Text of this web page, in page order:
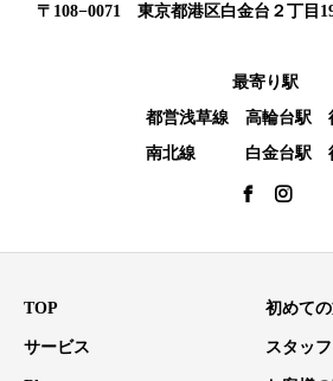
〒108−0071 東京都港区白金台２丁目
最寄り駅
都営浅草線 高輪台駅
南北線 白金台駅
TOP 初めて
サービス スタッフ